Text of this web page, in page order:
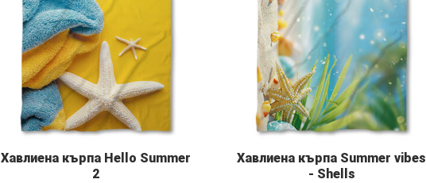
Хавлиена кърпа Hello Summer
2
Хавлиена кърпа Summer vibes
- Shells